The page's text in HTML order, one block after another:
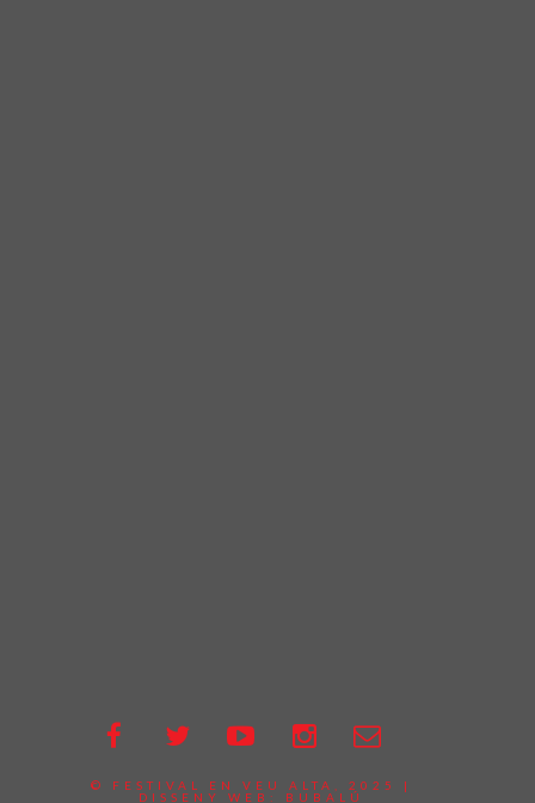
© FESTIVAL EN VEU ALTA, 2025 |
DISSENY WEB:
BUBALÚ